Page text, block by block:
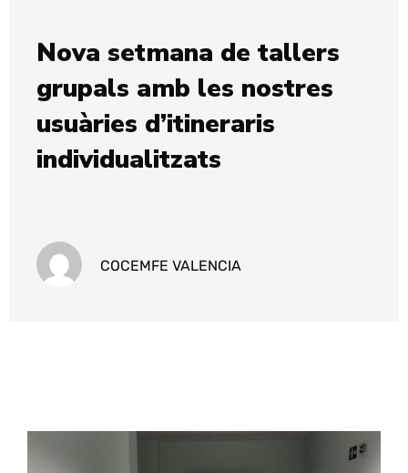
Nova setmana de tallers
grupals amb les nostres
usuàries d’itineraris
individualitzats
COCEMFE VALENCIA